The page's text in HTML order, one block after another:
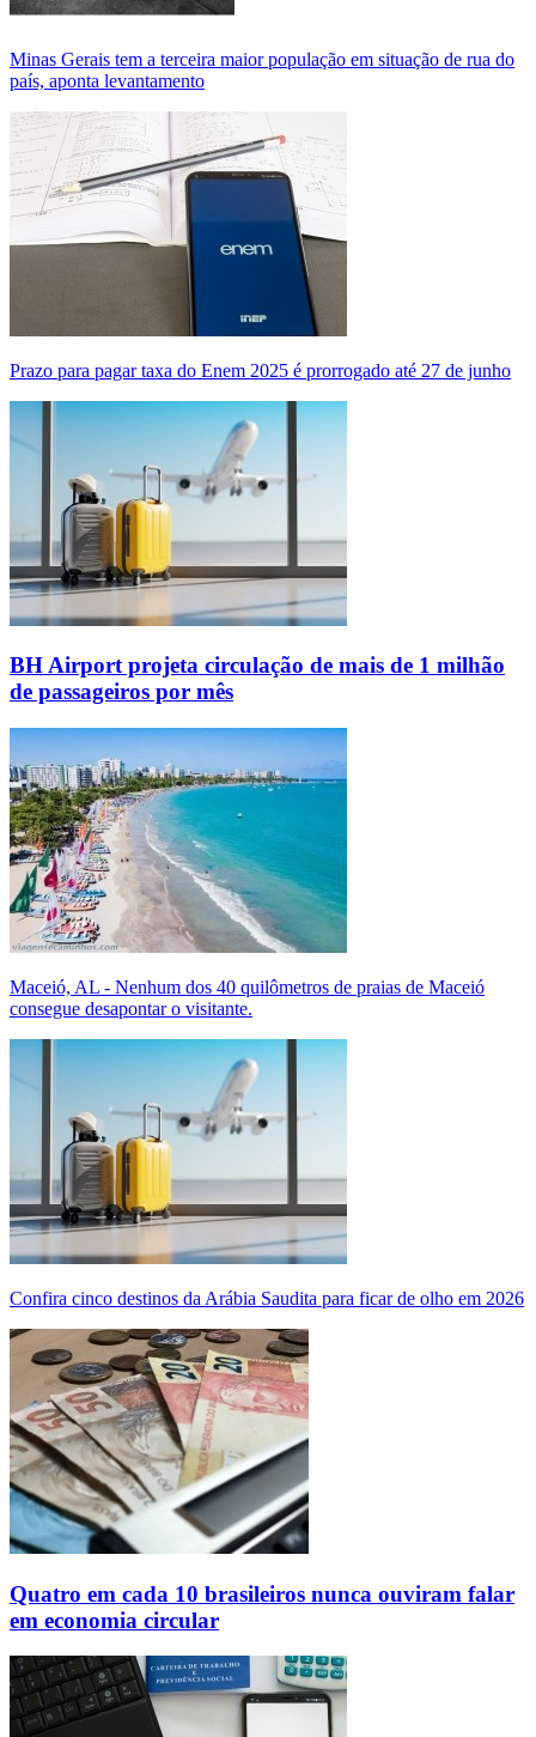
Minas Gerais tem a terceira maior população em situação de rua do
país, aponta levantamento
Prazo para pagar taxa do Enem 2025 é prorrogado até 27 de junho
BH Airport projeta circulação de mais de 1 milhão
de passageiros por mês
Maceió, AL - Nenhum dos 40 quilômetros de praias de Maceió
consegue desapontar o visitante.
Confira cinco destinos da Arábia Saudita para ficar de olho em 2026
Quatro em cada 10 brasileiros nunca ouviram falar
em economia circular